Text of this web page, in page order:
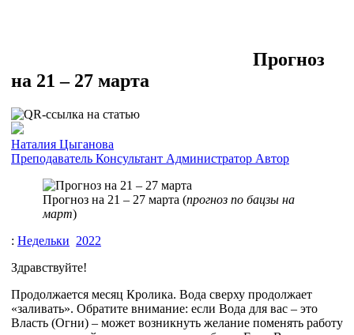
Прогноз
на 21 – 27 марта
Наталия Цыганова
Преподаватель Консультант Администратор Автор
Прогноз на 21 – 27 марта (прогноз по бацзы на
март)
: Недельки 2022
Здравствуйте!
Продолжается месяц Кролика. Вода сверху продолжает
«заливать». Обратите внимание: если Вода для вас – это
Власть (Огни) – может возникнуть желание поменять работу